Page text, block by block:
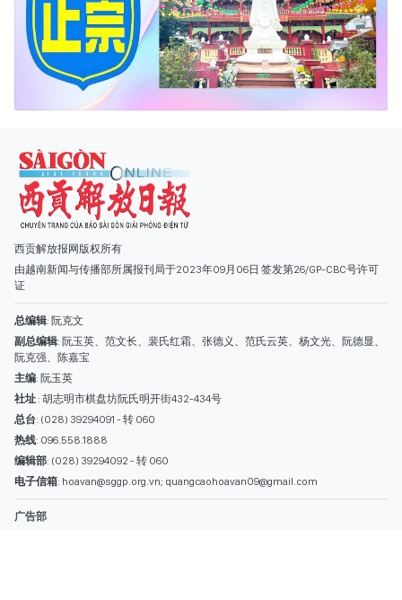
西贡解放报网版权所有
由越南新闻与传播部所属报刊局于2023年09月06日 签发第26/GP-CBC号许可
副总编辑: 阮玉英、范文长、裴氏红霜、张德义、范氏云英、杨文光、阮德显、
阮克强、陈嘉宝
主编: 阮玉英
社址: 胡志明市棋盘坊阮氏明开街432-434号
总台: (028) 39294091 - 转 060
热线: 096.558.1888
编辑部: (028) 39294092 - 转 060
电子信箱
广告部
(028) 38334185
quangcaohoavan09@gmail.com;
类别